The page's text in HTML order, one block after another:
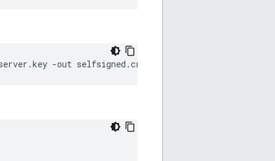
-out selfsigned.crt